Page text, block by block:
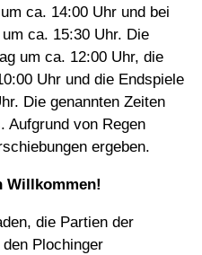
ca. 14:00 Uhr und bei
ca. 15:30 Uhr. Die
um ca. 12:00 Uhr, die
Uhr und die Endspiele
Die genannten Zeiten
Aufgrund von Regen
ergeben.
Willkommen!
die Partien der
Plochinger